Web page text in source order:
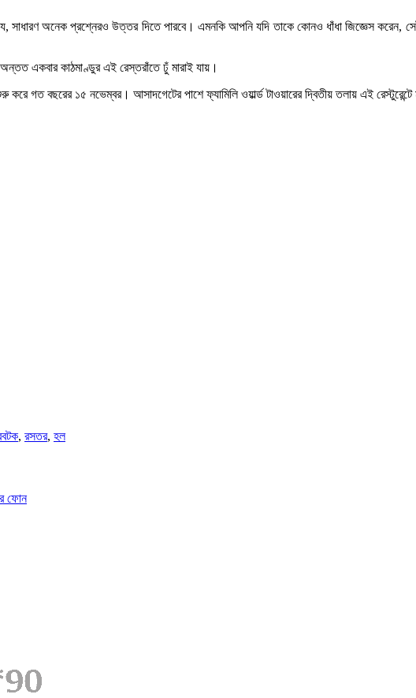
যে, সাধারণ অনেক প্রশ্নেরও উত্তর দিতে পারবে। এমনকি আপনি যদি তাকে কোনও ধাঁধা জিজ্ঞেস করেন,
একবার কাঠমাণ্ডুর এই রেস্তরাঁতে ঢুঁ মারাই যায়।
করে গত বছরের ১৫ নভেম্বর। আসাদগেটের পাশে ফ্যামিলি ওয়ার্ল্ড টাওয়ারের দ্বিতীয় তলায় এই
, রসতর, হল
ফোন